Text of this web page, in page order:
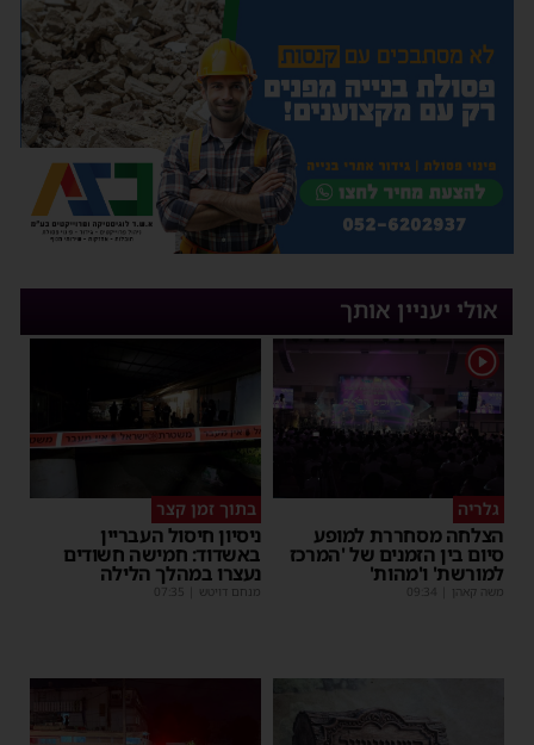
אולי יעניין אותך
גלריה
הצלחה מסחררת למופע
סיום בין הזמנים של 'המרכז
למורשת' ו'מהות'
משה קאהן |
09:34
בתוך זמן קצר
ניסיון חיסול העבריין
באשדוד: חמישה חשודים
נעצרו במהלך הלילה
מנחם דויטש |
07:35